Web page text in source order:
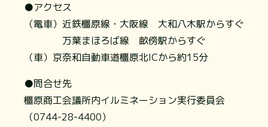
●アクセス
（電車）近鉄橿原線・大阪線 大和八木駅からすぐ
万葉まほろば線 畝傍駅からすぐ
（車）京奈和自動車道橿原北ICから約15分
●問合せ先
橿原商工会議所内イルミネーション実行委員会
（0744-28-4400）